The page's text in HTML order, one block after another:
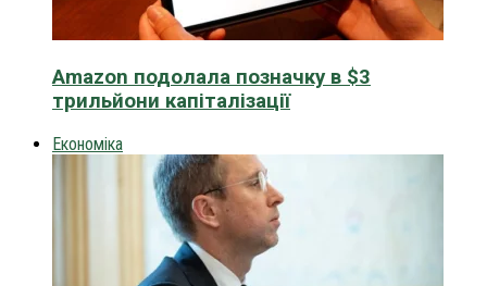
Amazon подолала позначку в $3
трильйони капіталізації
Економіка